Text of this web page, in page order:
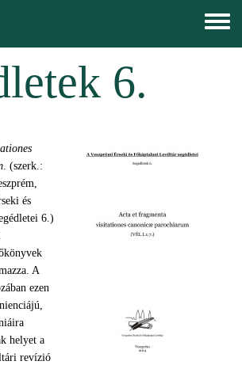
Toggle
menu
6.
. (szerk.:
és
6.)
A
ezen
helyet a
revízió